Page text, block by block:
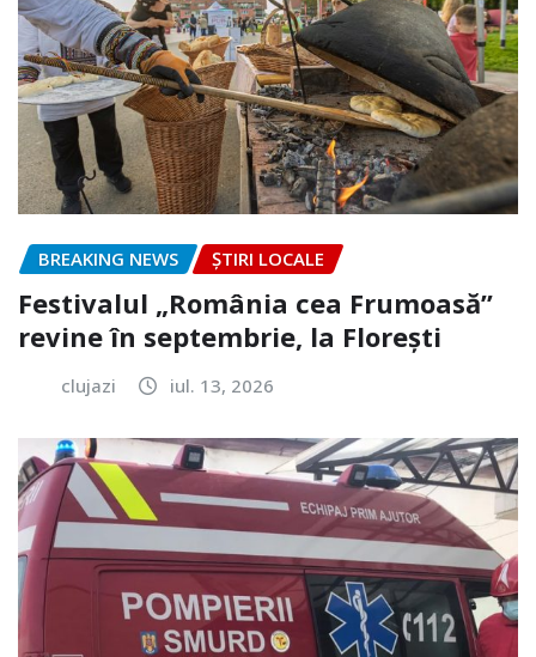
BREAKING NEWS ȘTIRI LOCALE
Festivalul „România cea Frumoasă”
revine în septembrie, la Florești
clujazi iul. 13, 2026